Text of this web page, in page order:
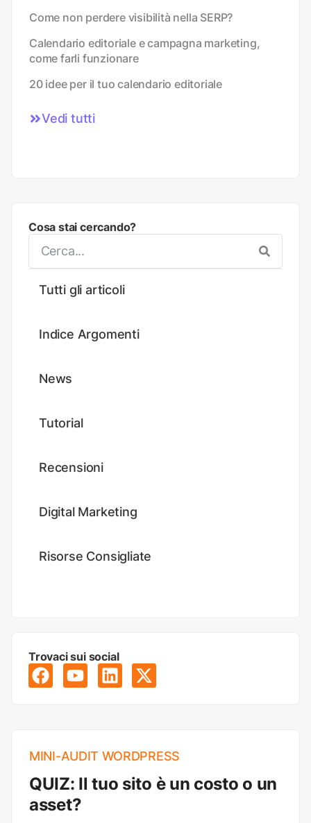
Come non perdere visibilità nella SERP?
Calendario editoriale e campagna marketing,
come farli funzionare
20 idee per il tuo calendario editoriale
Vedi tutti
Cosa stai cercando?
Tutti gli articoli
Indice Argomenti
News
Tutorial
Recensioni
Digital Marketing
Risorse Consigliate
Trovaci sui social
MINI-AUDIT WORDPRESS
QUIZ: Il tuo sito è un costo o un
asset?